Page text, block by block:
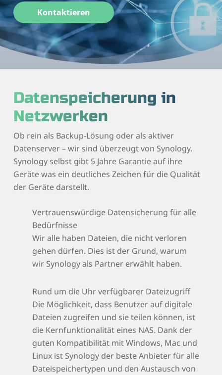
Kontaktieren
Datenspeicherung in
Netzwerken
Ob rein als Backup-Lösung oder als aktiver
Datenserver – wir sind überzeugt von Synology.
Synology selbst gibt 5 Jahre Garantie auf ihre
Geräte was ein deutliches Zeichen für die Qualität
der Geräte darstellt.
Vertrauenswürdige Datensicherung für alle
Bedürfnisse
Wir alle haben Dateien, die nicht verloren
gehen dürfen. Dies ist der Grund, warum
wir Synology als Partner erwählt haben.
Rund um die Uhr verfügbarer Dateizugriff
Die Möglichkeit, dass Benutzer auf digitale
Dateien zugreifen und sie teilen können, ist
die Kernfunktionalität eines NAS. Dank der
guten Kompatibilität mit Windows, Mac und
Linux ist Synology der beste Anbieter für alle
Dateispeichertypen und den Austausch von